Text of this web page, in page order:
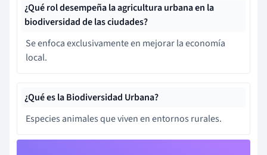
¿Qué rol desempeña la agricultura urbana en la
biodiversidad de las ciudades?
Se enfoca exclusivamente en mejorar la economía
local.
¿Qué es la Biodiversidad Urbana?
Especies animales que viven en entornos rurales.